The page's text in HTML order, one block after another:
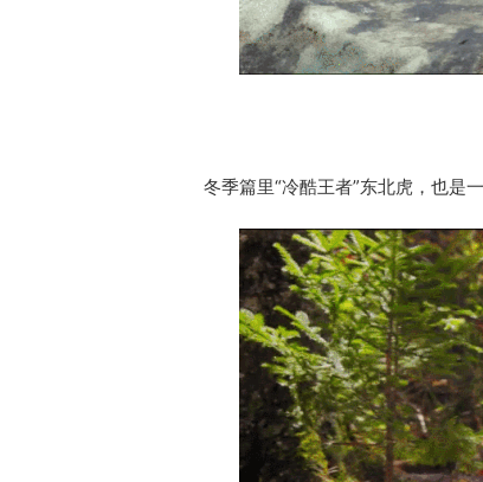
冬季篇里“冷酷王者”东北虎，也是